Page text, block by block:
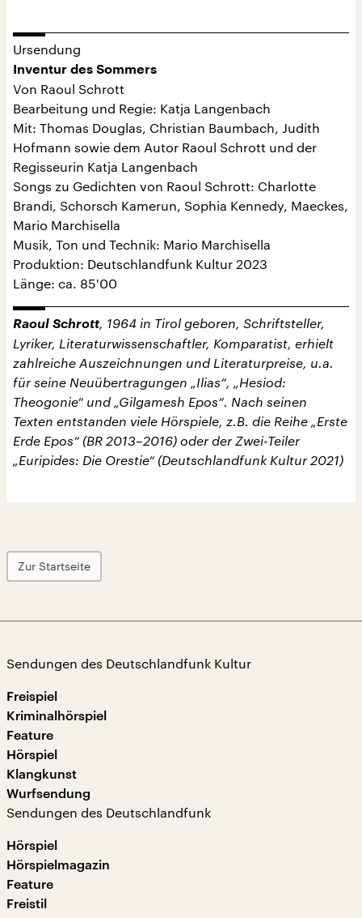
Ursendung
Inventur des Sommers
Von Raoul Schrott
Bearbeitung und Regie: Katja Langenbach
Mit: Thomas Douglas, Christian Baumbach, Judith
Hofmann sowie dem Autor Raoul Schrott und der
Regisseurin Katja Langenbach
Songs zu Gedichten von Raoul Schrott: Charlotte
Brandi, Schorsch Kamerun, Sophia Kennedy, Maeckes,
Mario Marchisella
Musik, Ton und Technik: Mario Marchisella
Produktion: Deutschlandfunk Kultur 2023
Länge: ca. 85'00
Raoul Schrott, 1964 in Tirol geboren, Schriftsteller,
Lyriker, Literaturwissenschaftler, Komparatist, erhielt
zahlreiche Auszeichnungen und Literaturpreise, u.a.
für seine Neuübertragungen „Ilias“, „Hesiod:
Theogonie“ und „Gilgamesh Epos“. Nach seinen
Texten entstanden viele Hörspiele, z.B. die Reihe „Erste
Erde Epos“ (BR 2013–2016) oder der Zwei-Teiler
„Euripides: Die Orestie“ (Deutschlandfunk Kultur 2021)
Zur Startseite
Sendungen des Deutschlandfunk Kultur
Freispiel
Kriminalhörspiel
Feature
Hörspiel
Klangkunst
Wurfsendung
Sendungen des Deutschlandfunk
Hörspiel
Hörspielmagazin
Feature
Freistil